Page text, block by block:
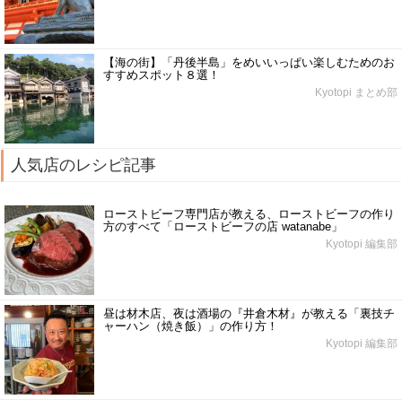
【海の街】「丹後半島」をめいいっぱい楽しむためのお
すすめスポット８選！
Kyotopi まとめ部
人気店のレシピ記事
ローストビーフ専門店が教える、ローストビーフの作り
方のすべて「ローストビーフの店 watanabe」
Kyotopi 編集部
昼は材木店、夜は酒場の『井倉木材』が教える「裏技チ
ャーハン（焼き飯）」の作り方！
Kyotopi 編集部